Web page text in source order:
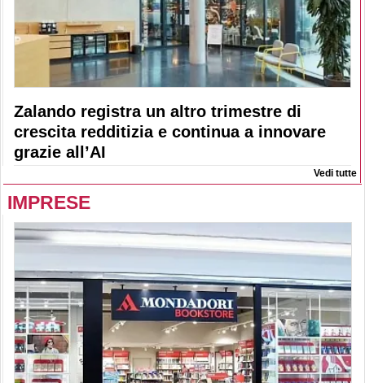
Zalando registra un altro trimestre di
crescita redditizia e continua a innovare
grazie all’AI
Vedi tutte
IMPRESE